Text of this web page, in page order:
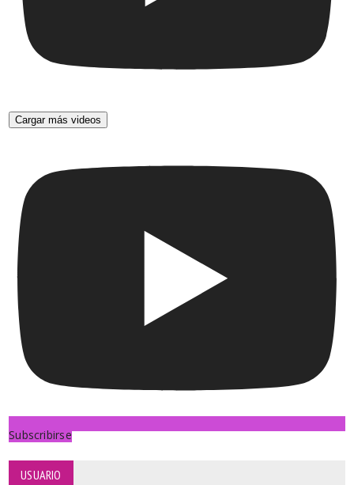
Cargar más videos
Subscribirse
USUARIO